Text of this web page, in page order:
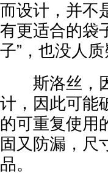
而设计，并不
有更适合的袋
子”，也没人质
斯洛丝，因
计，因此可能
的可重复使用
固又防漏，尺
品。